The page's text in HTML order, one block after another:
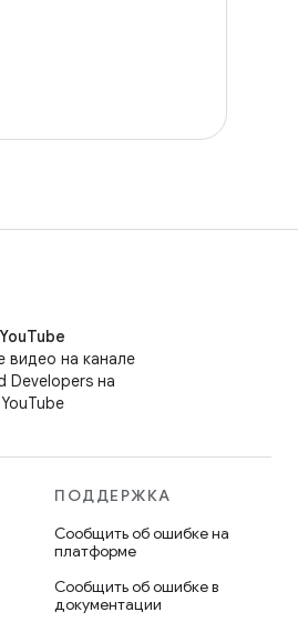
YouTube
видео на канале
Developers на
YouTube
ПОДДЕРЖКА
Сообщить об ошибке на
платформе
Сообщить об ошибке в
документации